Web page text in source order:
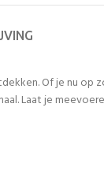
Of je nu
Laat je